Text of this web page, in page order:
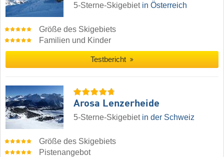
5-Sterne-Skigebiet in Österreich
Größe des Skigebiets
Familien und Kinder
Testbericht
Arosa Lenzerheide
5-Sterne-Skigebiet in der Schweiz
Größe des Skigebiets
Pistenangebot